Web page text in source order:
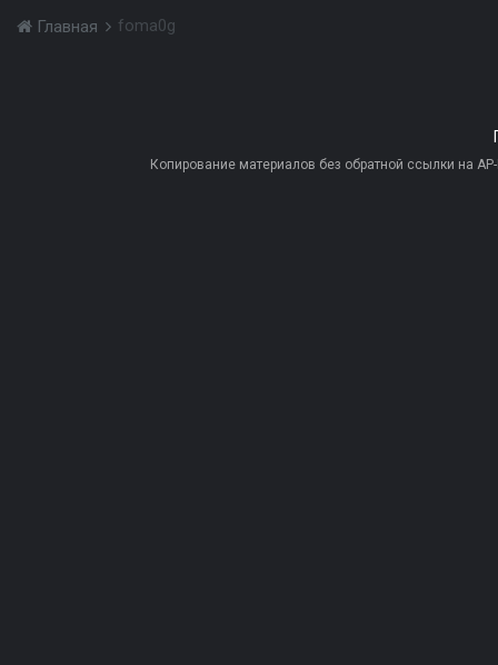
Главная foma0g
Копирование материалов без обратной ссылки на